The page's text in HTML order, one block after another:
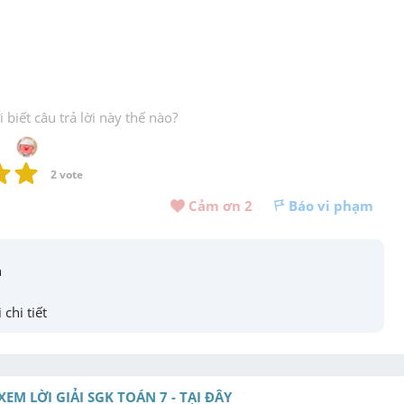
câu trả lời này thế nào?
2 vote
Cảm ơn 2 Báo vi phạm
chi tiết
LỜI GIẢI SGK TOÁN 7 - TẠI ĐÂY